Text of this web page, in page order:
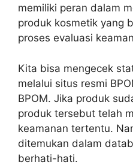
memiliki peran dalam
produk kosmetik yang
proses evaluasi
Kita bisa mengecek
melalui situs resmi
BPOM. Jika produk
produk tersebut telah
keamanan tertentu.
ditemukan dalam
berhati-hati.